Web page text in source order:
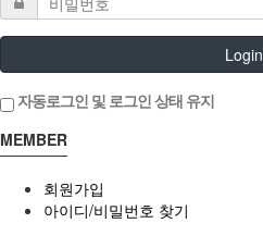
Login
자동로그인 및 로그인 상태 유지
MEMBER
회원가입
아이디/비밀번호 찾기